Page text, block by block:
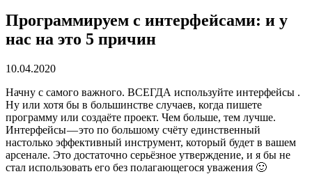
Программируем с интерфейсами: и у
нас на это 5 причин
10.04.2020
Начну с самого важного. ВСЕГДА используйте интерфейсы .
Ну или хотя бы в большинстве случаев, когда пишете
программу или создаёте проект. Чем больше, тем лучше.
Интерфейсы — это по большому счёту единственный
настолько эффективный инструмент, который будет в вашем
арсенале. Это достаточно серьёзное утверждение, и я бы не
стал использовать его без полагающегося уважения 🙂